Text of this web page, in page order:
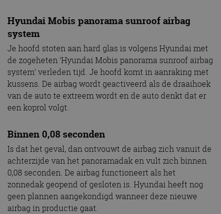
Hyundai Mobis panorama sunroof airbag
system
Je hoofd stoten aan hard glas is volgens Hyundai met
de zogeheten ‘Hyundai Mobis panorama sunroof airbag
system’ verleden tijd. Je hoofd komt in aanraking met
kussens. De airbag wordt geactiveerd als de draaihoek
van de auto te extreem wordt en de auto denkt dat er
een koprol volgt.
Binnen 0,08 seconden
Is dat het geval, dan ontvouwt de airbag zich vanuit de
achterzijde van het panoramadak en vult zich binnen
0,08 seconden. De airbag functioneert als het
zonnedak geopend of gesloten is. Hyundai heeft nog
geen plannen aangekondigd wanneer deze nieuwe
airbag in productie gaat.